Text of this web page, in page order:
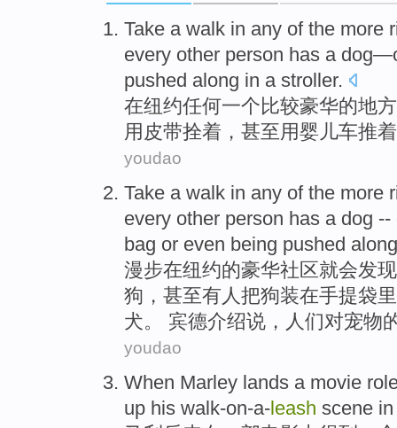
Take a walk in any ofthe more
every other person has a dog—
pushed along in a stroller.
在纽约任何一个比较豪华的地方
用 皮带拴着，甚至用婴儿车推
youdao
Take a walk in any ofthe more
every other person has a dog --
bag or even being pushed
漫步在纽约的豪华社区就会发
狗， 甚至有人把狗装在手提袋
犬。 宾德介绍说，人们对宠物
youdao
When Marley lands a movie
up his walk-on-a-leash scene in